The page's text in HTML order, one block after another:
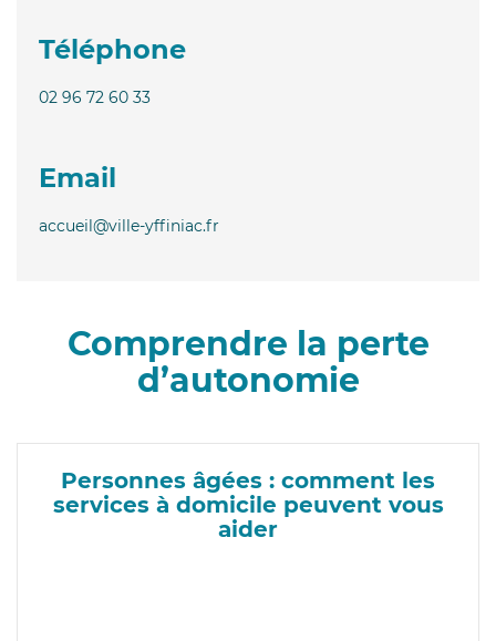
Téléphone
02 96 72 60 33
Email
accueil@ville-yffiniac.fr
Comprendre la perte
d’autonomie
Personnes âgées : comment les
services à domicile peuvent vous
aider